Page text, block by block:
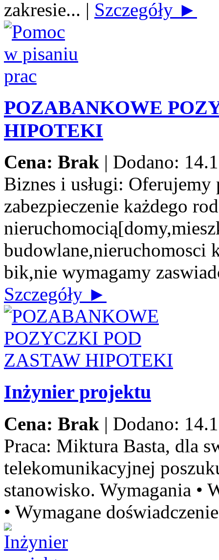
zakresie... | Szczegóły ►
POZABANKOWE
HIPOTEKI
Cena: Brak | Dodano:
Biznes i usługi: Oferujemy
zabezpieczenie każdego
budowlane,nieruchomosci
bik,nie wymagamy
Szczegóły ►
Inżynier projektu
Cena: Brak | Dodano:
Praca: Miktura Basta, dla
telekomunikacyjnej
stanowisko. Wymagania •
• Wymagane